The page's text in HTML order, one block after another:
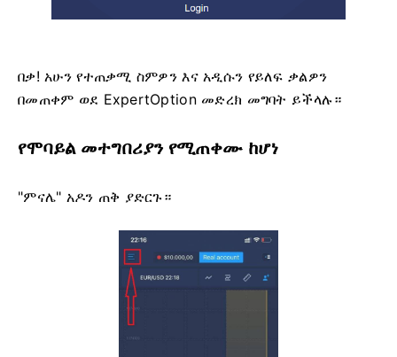
በቃ! አሁን የተጠቃሚ ስምዎን እና አዲሱን የይለፍ ቃልዎን
በመጠቀም ወደ ExpertOption መድረክ መግባት ይችላሉ።
የሞባይል መተግበሪያን የሚጠቀሙ ከሆነ
"ምናሌ" አዶን ጠቅ ያድርጉ።